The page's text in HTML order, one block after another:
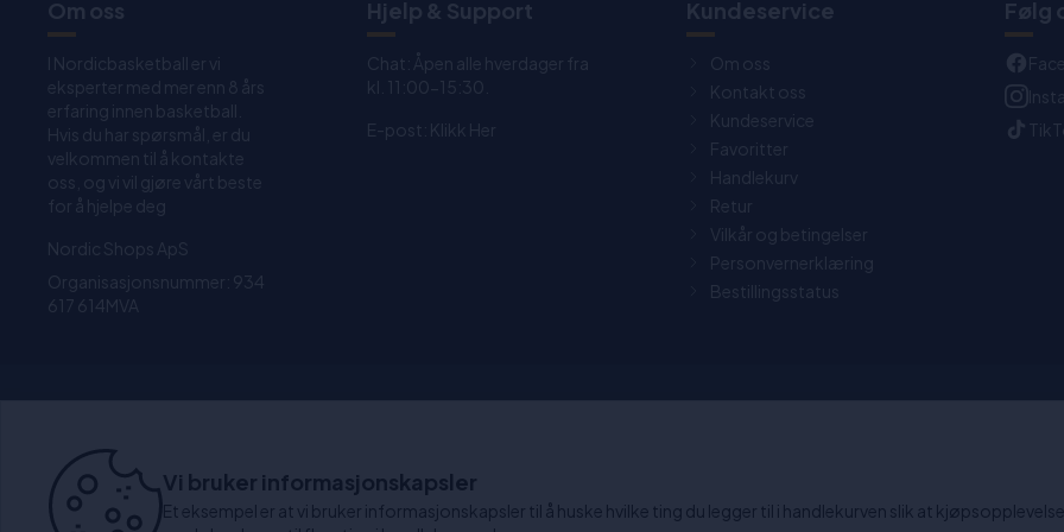
Om oss
I Nordicbasketball er vi
eksperter med mer enn 8 års
erfaring innen basketball.
Hvis du har spørsmål, er du
velkommen til å kontakte
oss, og vi vil gjøre vårt beste
for å hjelpe deg
Nordic Shops ApS
Organisasjonsnummer: 934
617 614MVA
Hjelp & Support
Chat: Åpen alle hverdager fra
kl. 11:00-15:30.
E-post: Klikk Her
Kundeservice
Om oss
Kontakt oss
Kundeservice
Favoritter
Handlekurv
Retur
Vilkår og betingelser
Personvernerklæring
Bestillingsstatus
Følg
1-4 dagers levering
Vi bruker informasjonskapsler
Et eksempel er at vi bruker informasjonskapsler til å huske hvilke ting du legger til i handlekurven slik at